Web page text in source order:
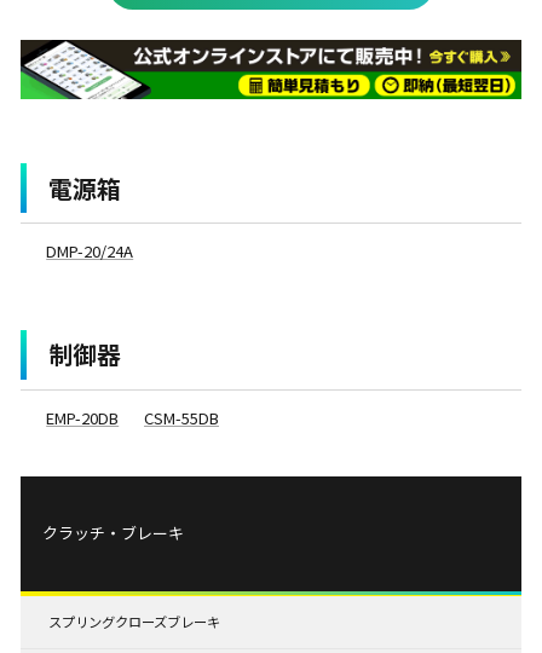
電源箱
DMP-20/24A
制御器
EMP-20DB CSM-55DB
クラッチ・ブレーキ
スプリングクローズブレーキ